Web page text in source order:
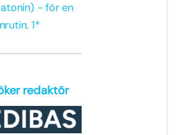
- för en
1*
redaktör